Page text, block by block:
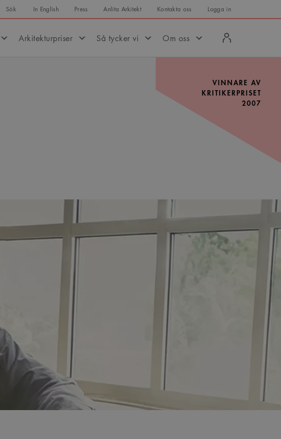
Sök In English Press Anlita Arkitekt Kontakta oss Logga in
Arkitekturpriser Så tycker vi Om oss
in
VINNARE AV
KRITIKERPRISET
2007